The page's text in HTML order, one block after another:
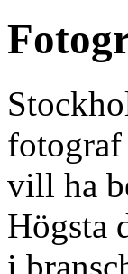
fotograf
vill ha
Högsta
i